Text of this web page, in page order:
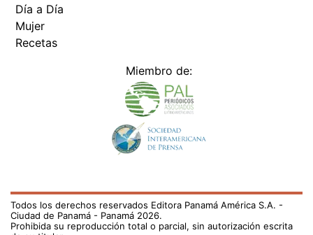
Día a Día
Mujer
Recetas
Miembro de:
Todos los derechos reservados Editora Panamá América S.A. -
Ciudad de Panamá - Panamá 2026.
Prohibida su reproducción total o parcial, sin autorización escrita